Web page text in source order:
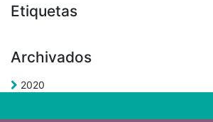
Etiquetas
Archivados
2020